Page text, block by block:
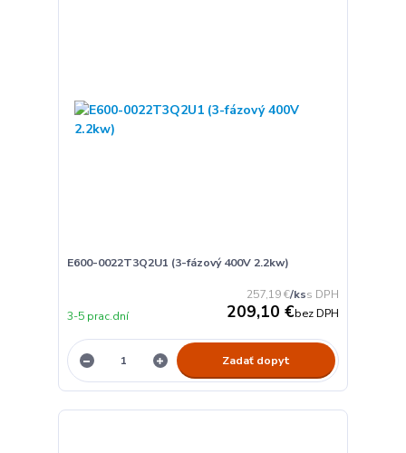
E600-0022T3Q2U1 (3-fázový 400V 2.2kw)
257,19 €/ks
209,10 €bez DPH
3-5 prac.dní
Zadať dopyt